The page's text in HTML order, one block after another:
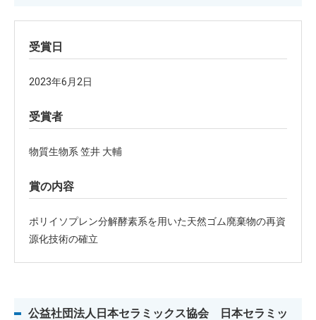
受賞日
2023年6月2日
受賞者
物質生物系 笠井 大輔
賞の内容
ポリイソプレン分解酵素系を用いた天然ゴム廃棄物の再資
源化技術の確立
公益社団法人日本セラミックス協会 日本セラミッ